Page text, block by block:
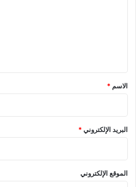
*
الاسم *
البريد الإلكتروني*
الموقع الإلكتروني